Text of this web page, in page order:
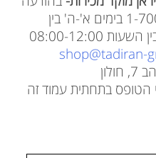
בעל פה בטלפון 1-700-077-176 בימים א'-ה' בין
shop@tadiran-
הטופס בתחתית עמוד זה